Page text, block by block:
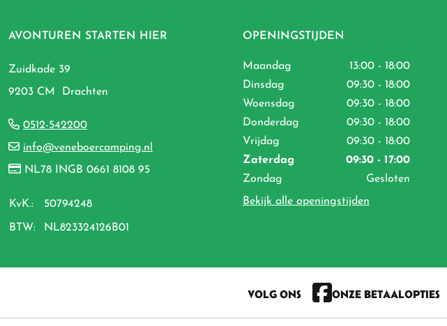
AVONTUREN STARTEN HIER
Zuidkade 39
9203 CM Drachten
0512-542200
info@veneboercamping.nl
NL78 INGB 0661 8108 95
KvK.: 50794248
BTW: NL823324126B01
OPENINGSTIJDEN
Maandag
13:00 - 18:00
Dinsdag
09:30 - 18:00
Woensdag
09:30 - 18:00
Donderdag
09:30 - 18:00
Vrijdag
09:30 - 18:00
Zaterdag
09:30 - 17:00
Zondag
Gesloten
Bekijk alle openingstijden
VOLG ONS ONZE BETAALOPTIES